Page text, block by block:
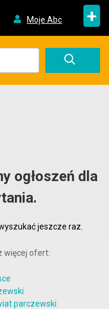
Moje Abc +
ogłoszeń dla
jeszcze raz.
więcej ofert:
parczewski